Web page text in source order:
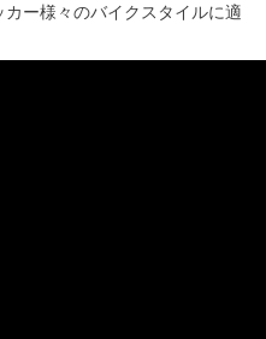
ー様々のバイクスタイルに適